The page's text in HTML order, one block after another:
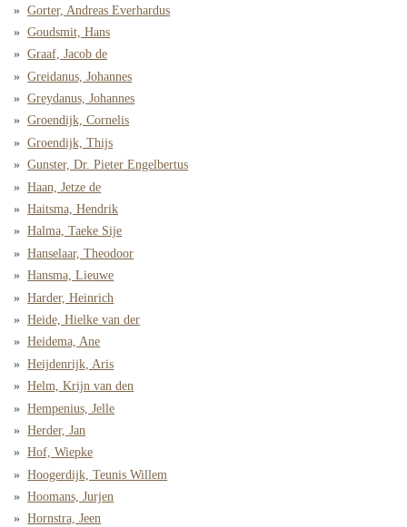
Gorter, Andreas Everhardus
Goudsmit, Hans
Graaf, Jacob de
Greidanus, Johannes
Greydanus, Johannes
Groendijk, Cornelis
Groendijk, Thijs
Gunster, Dr. Pieter Engelbertus
Haan, Jetze de
Haitsma, Hendrik
Halma, Taeke Sije
Hanselaar, Theodoor
Hansma, Lieuwe
Harder, Heinrich
Heide, Hielke van der
Heidema, Ane
Heijdenrijk, Aris
Helm, Krijn van den
Hempenius, Jelle
Herder, Jan
Hof, Wiepke
Hoogerdijk, Teunis Willem
Hoomans, Jurjen
Hornstra, Jeen